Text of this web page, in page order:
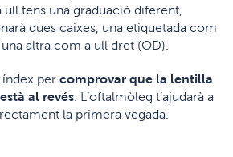
ull tens una graduació diferent,
dues caixes, una etiquetada com
altra com a ull dret (OD).
índex per comprovar que la lentilla
al revés . L’oftalmòleg t’ajudarà a
la primera vegada.